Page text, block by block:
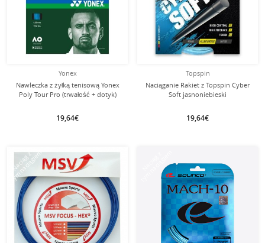
Yonex
Nawleczka z żyłką tenisową Yonex
Poly Tour Pro (trwałość + dotyk)
19,64€
Topspin
Naciąganie Rakiet z Topspin Cyber
Soft jasnoniebieski
19,64€
Naciąg z
tym naciągiem tym naciągiem